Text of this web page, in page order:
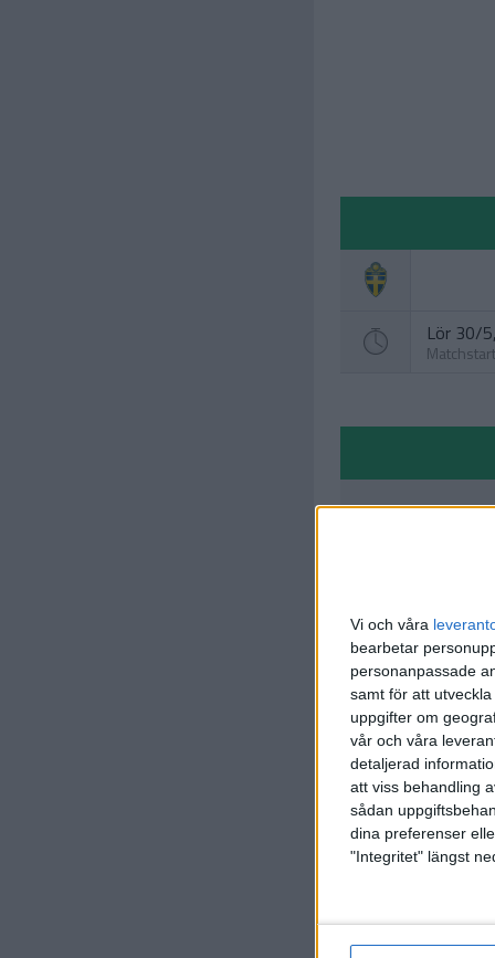
Vi och våra
bearbetar
personanpassade
samt för att
uppgifter om
vår och våra
detaljerad
att viss behandling
sådan
dina preferenser
"Integritet" längst
Lör 30/
Matchstart
50 min
A.